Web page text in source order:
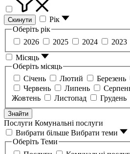
Скинути
Рік
Оберіть рік
2026
2025 2024 2023
Місяць
Оберіть місяць
Січень
Лютий Березень
Червень
Липень
Жовтень
Листопад Грудень
Знайти
Послуги Комунальні послуги
Вибрати більше Вибрати теми
Оберіть Теми